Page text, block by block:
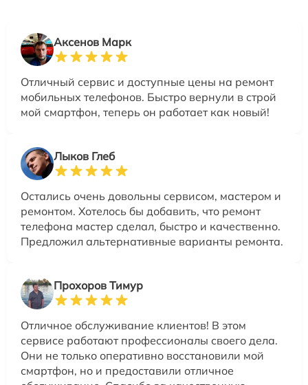
Аксенов Марк
Отличный сервис и доступные цены на ремонт
мобильных телефонов. Быстро вернули в строй
мой смартфон, теперь он работает как новый!
Лыков Глеб
Остались очень довольны сервисом, мастером и
ремонтом. Хотелось бы добавить, что ремонт
телефона мастер сделал, быстро и качественно.
Предложил альтернативные варианты ремонта.
Прохоров Тимур
Отличное обслуживание клиентов! В этом
сервисе работают профессионалы своего дела.
Они не только оперативно восстановили мой
смартфон, но и предоставили отличное